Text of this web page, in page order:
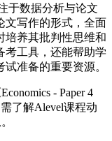
于数据分析与论文
文写作的形式，全面
培养其批判性思维和
考工具，还能帮助学
准备的重要资源。
- Paper 4
需了解Alevel课程动